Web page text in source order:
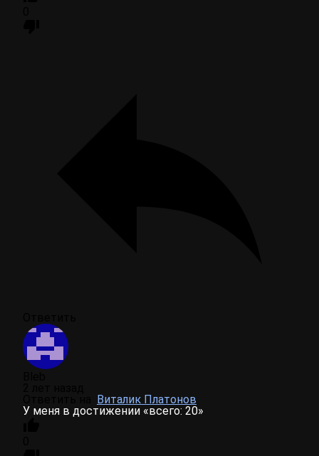
Виталик Платонов
У меня в достижении «всего: 20»